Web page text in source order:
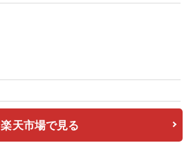
楽天市場で見る